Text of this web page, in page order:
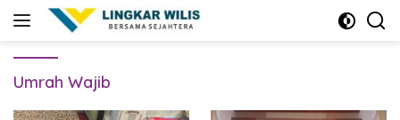
Umrah Wajib